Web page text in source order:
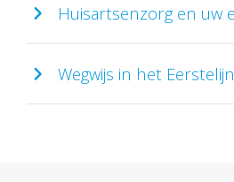
Huisartsenzorg en uw
Wegwijs in het